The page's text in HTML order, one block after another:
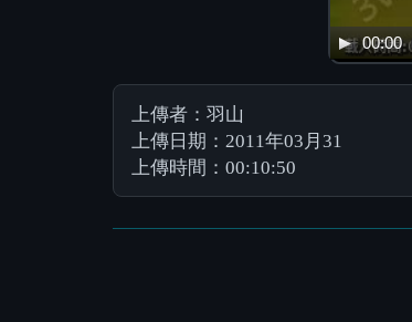
00:00
上傳者：羽山
上傳日期：2011年03月31
上傳時間：00:10:50